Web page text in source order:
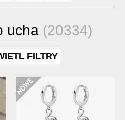
ucha (20334)
FILTRY